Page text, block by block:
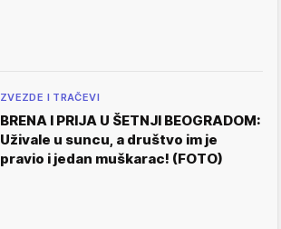
ZVEZDE I TRAČEVI
BRENA I PRIJA U ŠETNJI BEOGRADOM:
Uživale u suncu, a društvo im je
pravio i jedan muškarac! (FOTO)